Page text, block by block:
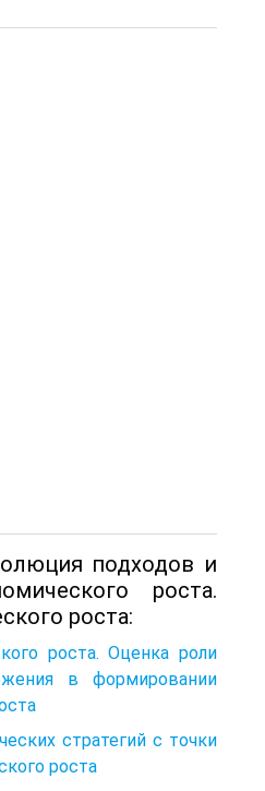
подходов и
роста.
роста:
роста. Оценка роли
в формировании
стратегий с точки
роста